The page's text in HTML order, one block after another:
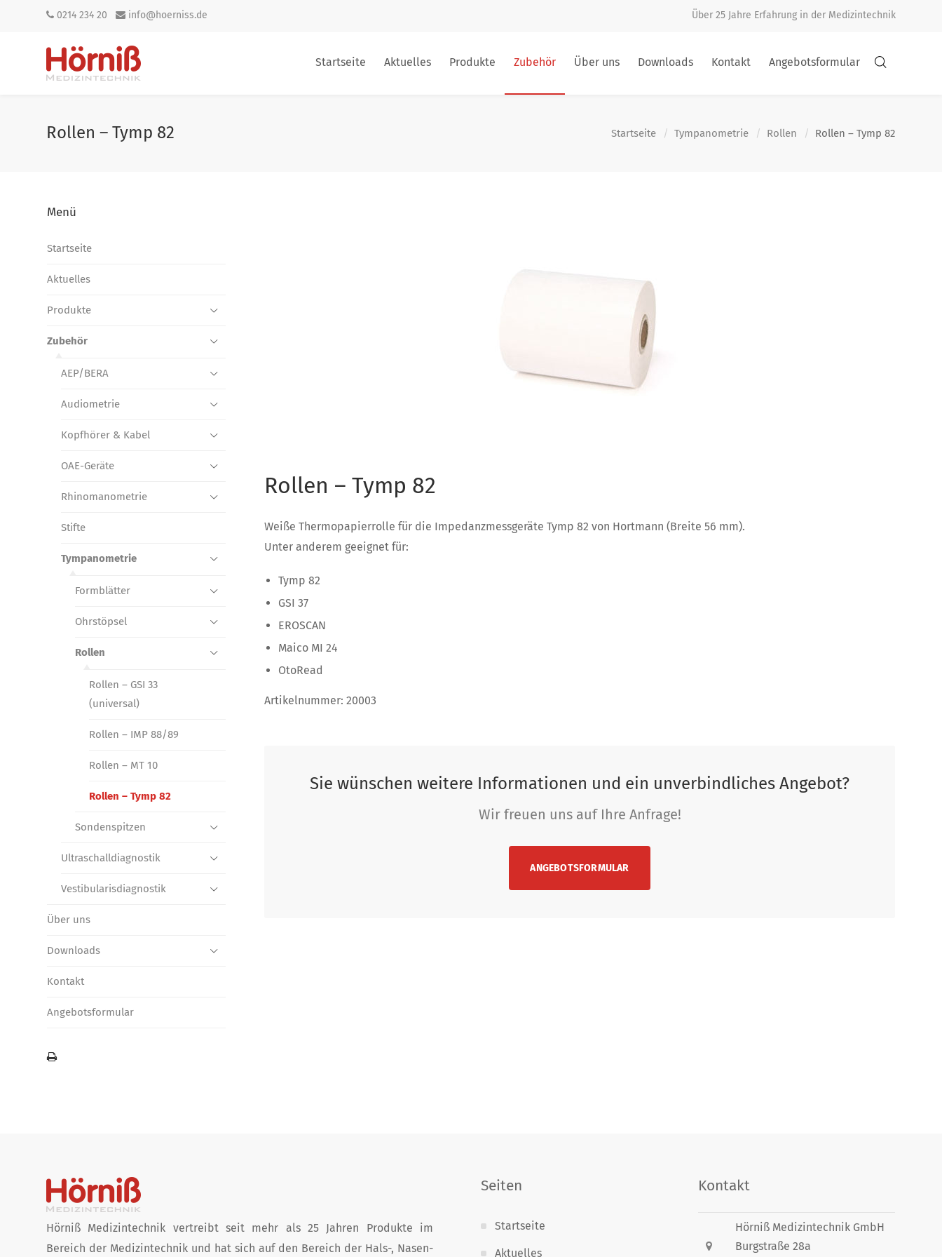
0214 234 20 info@hoerniss.de Über 25 Jahre Erfahrung in der Medizintechnik
Startseite Aktuelles Produkte Zubehör Über uns Downloads Kontakt Angebotsformular
Rollen – Tymp 82 Startseite Tympanometrie Rollen Rollen – Tymp 82
Rollen – Tymp 82
Weiße Thermopapierrolle für die Impedanzmessgeräte Tymp 82 von Hortmann (Breite 56 mm).
Unter anderem geeignet für:
Tymp 82
GSI 37
EROSCAN
Maico MI 24
OtoRead
Artikelnummer: 20003
Sie wünschen weitere Informationen und ein unverbindliches Angebot?
Wir freuen uns auf Ihre Anfrage!
ANGEBOTSFORMULAR
Menü
Startseite
Aktuelles
Produkte
Zubehör
AEP/BERA
Audiometrie
Kopfhörer & Kabel
OAE-Geräte
Rhinomanometrie
Stifte
Tympanometrie
Formblätter
Ohrstöpsel
Rollen
Rollen – GSI 33
(universal)
Rollen – IMP 88/89
Rollen – MT 10
Rollen – Tymp 82
Sondenspitzen
Ultraschall­diagnostik
Vestibularis­diagnostik
Über uns
Downloads
Kontakt
Angebotsformular
Hörniß Medizintechnik vertreibt seit mehr als 25 Jahren Produkte im
Bereich der Medizin­technik und hat sich auf den Bereich der Hals-, Nasen-
Seiten
Startseite
Aktuelles
Kontakt
Hörniß Medizintechnik GmbH
Burgstraße 28a